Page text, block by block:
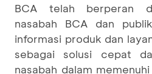
BCA telah berperan
nasabah BCA dan
informasi produk dan
sebagai solusi cepat
nasabah dalam